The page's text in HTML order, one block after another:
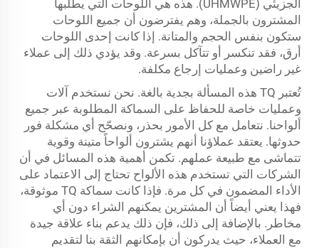
الجزيئي (UHMWPE). هذه هي اللوحات التي يطلبها
المشترون بالجملة، وهم يفترضون أن جميع اللوحات
ستكون بنفس الحجم والمتانة. إذا كانت إحدى اللوحات
أرق، فقد تنكسر أو تتآكل بسرعة. وقد يؤدي ذلك إلى عملاء
غير راضين وعمليات إرجاع مكلفة.
تُعتبر TQ هذه المسألة بجدية بالغة. نحن نستخدم آلات
وعمليات خاصة للحفاظ على السماكة المطلوبة عبر جميع
ألواحنا. نتعامل مع كل الأمور بحذر، ونصحّح أي مشكلة فور
حدوثها. يعتقد عملاؤنا أنهم يشترون ألواحاً متينة وقوية
تتماشى مع طبيعة عملهم. تكمن أهمية هذه المسائل في أن
الشركات التي تستخدم هذه الألواح تحتاج إلى الاعتماد على
الأداء المضمون في كل مرة. فإذا كانت سماكة TQ موثوقة،
فهذا يعني أيضاً أن المشترين يمكنهم الشراء دون أي
مخاطر. بالإضافة إلى ذلك، فإن ذلك يدعم بناء علاقة جيدة
مع العملاء، حيث يدركون أن بإمكانهم الثقة بنا لتقديم